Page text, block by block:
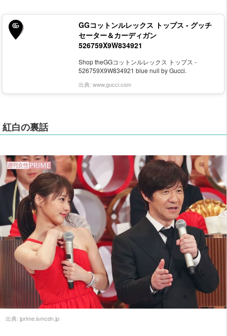
GGコットンルレックス トップス - グッチ
セーター＆カーディガン
526759X9W834921
Shop theGGコットンルレックス トップス -
526759X9W834921 blue null by Gucci.
出典: www.gucci.com
紅白の裏話
出典: jprime.ismcdn.jp